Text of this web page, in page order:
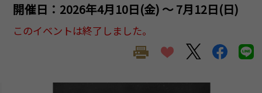
開催日：2026年4月10日(金) ～ 7月12日(日)
このイベントは終了しました。